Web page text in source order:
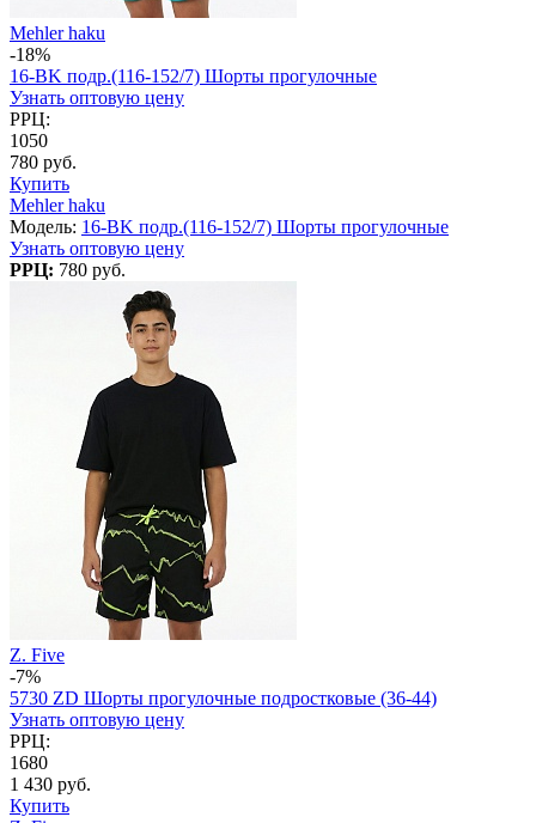
Mehler haku
-18%
16-BK подр.(116-152/7) Шорты прогулочные
Узнать оптовую цену
РРЦ:
1050
780 руб.
Купить
Mehler haku
Модель: 16-BK подр.(116-152/7) Шорты прогулочные
Узнать оптовую цену
РРЦ: 780 руб.
Z. Five
-7%
5730 ZD Шорты прогулочные подростковые (36-44)
Узнать оптовую цену
РРЦ:
1680
1 430 руб.
Купить